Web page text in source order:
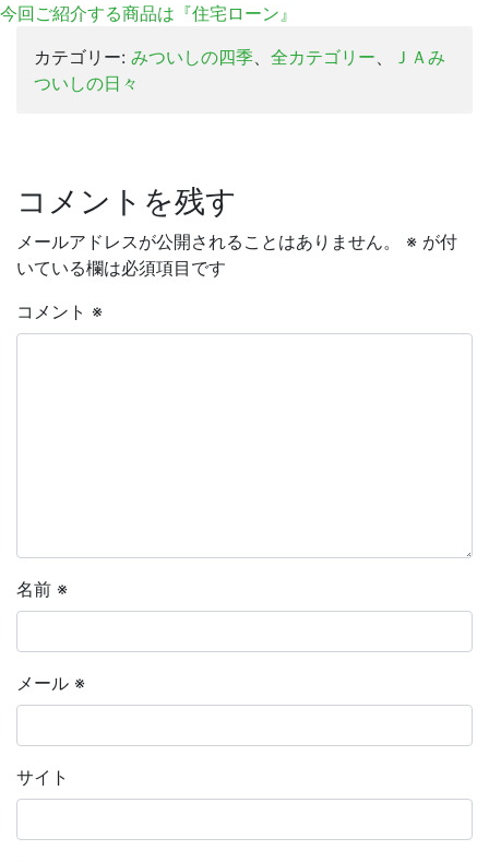
今回ご紹介する商品は『住宅ローン』
カテゴリー: みついしの四季、 全カテゴリー、
ＪＡみ
ついしの日々
コメントを残す
メールアドレスが公開されることはありません。 ※ が付
いている欄は必須項目です
コメント ※
名前 ※
メール ※
サイト